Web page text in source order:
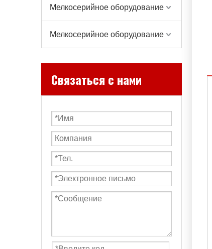
Мелкосерийное оборудование
Мелкосерийное оборудование
Связаться с нами